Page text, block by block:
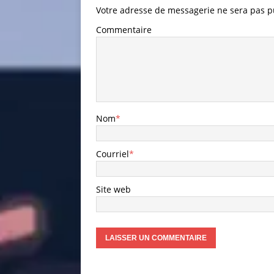
Votre adresse de messagerie ne sera pas
Commentaire
Nom*
Courriel*
Site web